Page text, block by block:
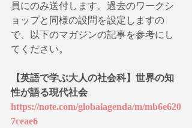
員にのみ送付します。過去のワークシ
ョップと同様の設問を設定しますの
で、以下のマガジンの記事を参考にし
てください。
【英語で学ぶ大人の社会科】世界の知
性が語る現代社会
https://note.com/globalagenda/m/mb6e620
7ceae6